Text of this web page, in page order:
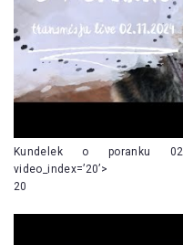
Kundelek o poranku
video_index=’20’>
20